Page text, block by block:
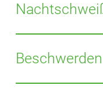
Bei 14 bis 51
Hitzewallungen in
bei etwa 50 Prozent
Die Schleimhäute im